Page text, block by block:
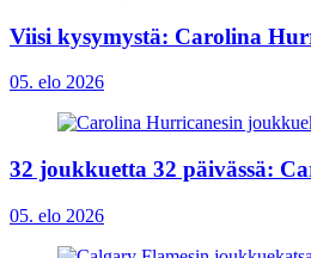
Viisi kysymystä: Carolina
05. elo 2026
32 joukkuetta 32 päivässä:
05. elo 2026